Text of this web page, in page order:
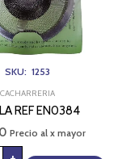
SKU: 1253
CACHARRERIA
REF EN0384
Precio al x mayor